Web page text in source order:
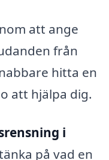
att ange
från
hitta en
att hjälpa dig.
i
på vad en